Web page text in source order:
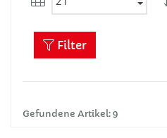
Gefundene Artikel: 9
Filter